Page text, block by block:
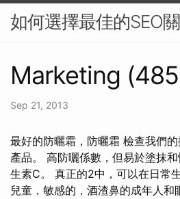
如何選擇最佳的SEO
Marketing
Sep 21, 2013
最好的防曬霜，防曬霜 檢查我們
產品。 高防曬係數，但易於塗抹
生素C。 真正的2中，可以在日常
兒童，敏感的，酒渣鼻的成年人和